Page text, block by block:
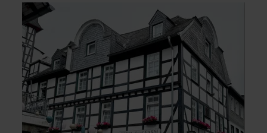
meer
informatie
over:
Hotel
Royal